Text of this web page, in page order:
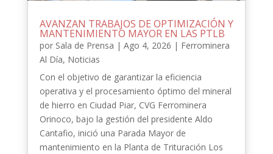
AVANZAN TRABAJOS DE OPTIMIZACIÓN Y
MANTENIMIENTO MAYOR EN LAS PTLB
por Sala de Prensa | Ago 4, 2026 | Ferrominera
Al Día, Noticias
Con el objetivo de garantizar la eficiencia
operativa y el procesamiento óptimo del mineral
de hierro en Ciudad Piar, CVG Ferrominera
Orinoco, bajo la gestión del presidente Aldo
Cantafio, inició una Parada Mayor de
mantenimiento en la Planta de Trituración Los